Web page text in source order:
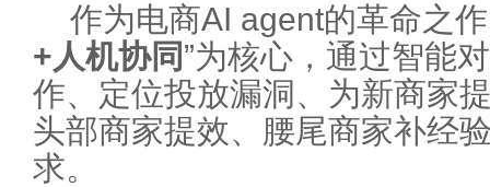
作为电商AI agent的革命之
+人机协同”为核心，通过智能
作、定位投放漏洞、为新商家
头部商家提效、腰尾商家补经
求。